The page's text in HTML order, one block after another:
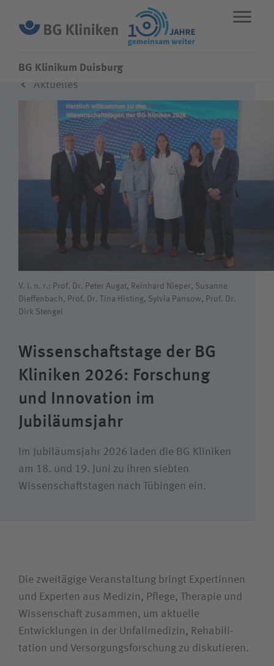
STANDORTE ENGLISH
NOTFALL
Fachbereiche
Über uns
Suchwert
Ich bin
Patientin / Patient
Zuweiserin / Zuweiser
Bewerberin /Bewerber
BG Klinikum Duisburg
Aktuelles
V. l. n. r.: Prof. Dr. Peter Augat, Reinhard Nieper, Susanne
Dieffenbach, Prof. Dr. Tina Histing, Sylvia Pansow, Prof. Dr.
Dirk Stengel
Wissenschaftstage der BG
Kliniken 2026: Forschung
und Innovation im
Jubiläums­jahr
Im Jubiläumsjahr 2026 laden die BG Kliniken
am 18. und 19. Juni zu ihren siebten
Wissenschafts­tagen nach Tübingen ein.
Die zweitägige Veranstaltung bringt Expertinnen
und Experten aus Medizin, Pflege, Therapie und
Wissenschaft zusammen, um aktuelle
Entwicklungen in der Unfall­medizin, Rehabili­
tation und Versorgungs­forschung zu diskutieren.